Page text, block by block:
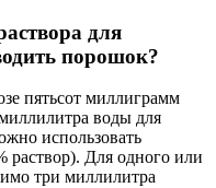
для
порошок?
пятьсот миллиграмм
воды для
использовать
раствор). Для одного или
три миллилитра